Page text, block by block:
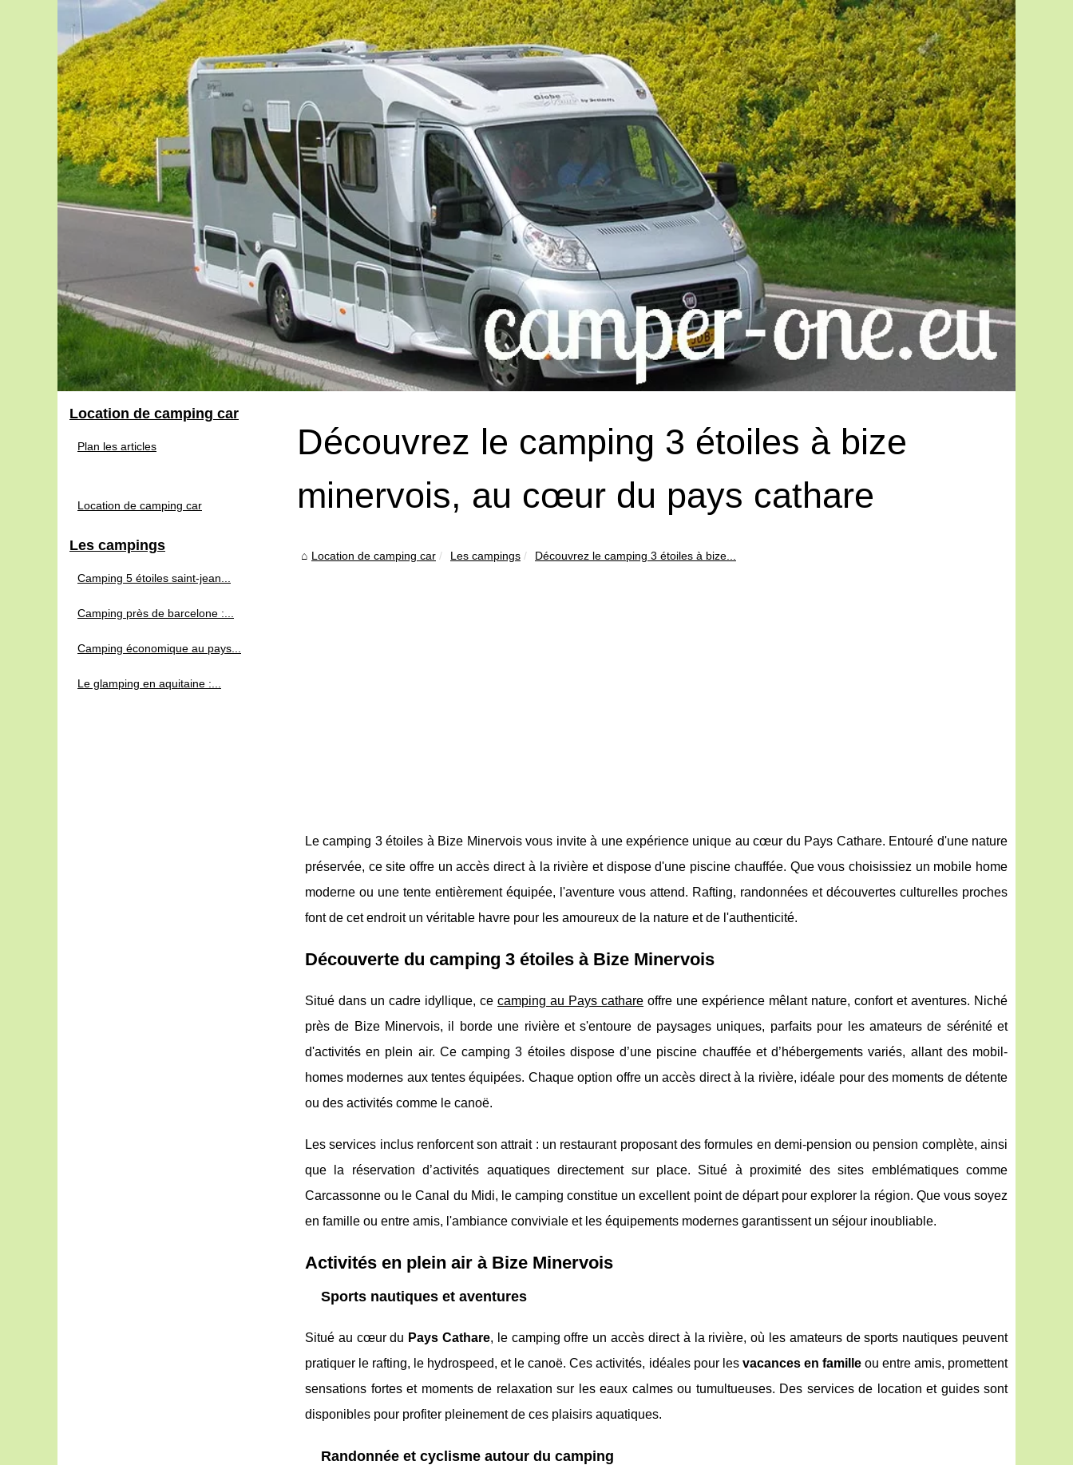
Découvrez le camping 3 étoiles à bize
minervois, au cœur du pays cathare
Location de camping car Les campings Découvrez le camping 3 étoiles à bize...
Le camping 3 étoiles à Bize Minervois vous invite à une expérience unique au cœur du Pays Cathare. Entouré d'une nature
préservée, ce site offre un accès direct à la rivière et dispose d'une piscine chauffée. Que vous choisissiez un mobile home
moderne ou une tente entièrement équipée, l'aventure vous attend. Rafting, randonnées et découvertes culturelles proches
font de cet endroit un véritable havre pour les amoureux de la nature et de l'authenticité.
Découverte du camping 3 étoiles à Bize Minervois
Situé dans un cadre idyllique, ce camping au Pays cathare offre une expérience mêlant nature, confort et aventures. Niché
prèsde Bize Minervois, il borde une rivière et s'entoure de paysages uniques, parfaits pour les amateurs de sérénité et
d'activités en plein air. Ce camping 3 étoiles dispose d’une piscine chauffée et d’hébergements variés, allant des mobil-
homes modernes aux tentes équipées. Chaque option offre un accès direct à la rivière, idéale pour des moments de détente
ou des activités comme le canoë.
Les services inclus renforcent son attrait : un restaurant proposant des formules en demi-pension ou pension complète, ainsi
que la réservation d’activités aquatiques directement sur place. Situé à proximité des sites emblématiques comme
Carcassonne ou le Canal du Midi, le camping constitue un excellent point de départ pour explorer la région. Que vous soyez
en famille ou entre amis, l'ambiance conviviale et les équipements modernes garantissent un séjour inoubliable.
Activités en plein air à Bize Minervois
Sports nautiques et aventures
Situé au cœur du Pays Cathare, le camping offre un accès direct à la rivière, où les amateurs de sports nautiques peuvent
pratiquer le rafting, le hydrospeed, et le canoë. Ces activités, idéales pour les vacances en familleou entre amis, promettent
sensations fortes et moments de relaxation sur les eaux calmes ou tumultueuses. Des services de location et guides sont
disponibles pour profiter pleinement de ces plaisirs aquatiques.
Randonnée et cyclisme autour du camping
Location de camping car
Plan les articles
Location de camping car
Les campings
Camping 5 étoiles saint-jean...
Camping près de barcelone :...
Camping économique au pays...
Le glamping en aquitaine :...